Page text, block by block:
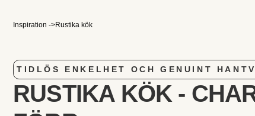
Inspiration ->Rustika kök
TIDLÖS ENKELHET OCH GENUINT
RUSTIKA KÖK -